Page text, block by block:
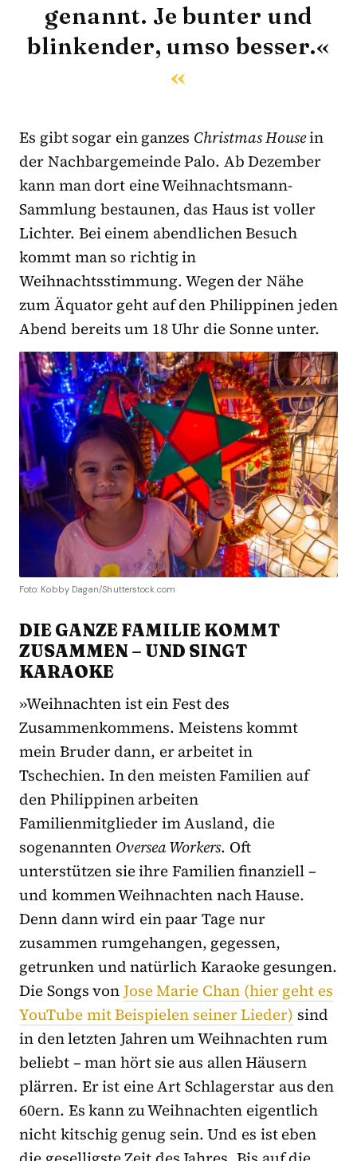
genannt. Je bunter und
blinkender, umso besser.«
Es gibt sogar ein ganzes Christmas Housein
der Nachbargemeinde Palo. Ab Dezember
kann man dort eine Weihnachtsmann-
Sammlung bestaunen, das Haus ist voller
Lichter. Bei einem abendlichen Besuch
kommt man so richtig in
Weihnachtsstimmung. Wegen der Nähe
zum Äquator geht auf den Philippinen jeden
Abend bereits um 18 Uhr die Sonne unter.
Foto: Kobby Dagan/Shutterstock.com
DIE GANZE FAMILIE KOMMT
ZUSAMMEN – UND SINGT
KARAOKE
»Weihnachten ist ein Fest des
Zusammenkommens. Meistens kommt
mein Bruder dann, er arbeitet in
Tschechien. In den meisten Familien auf
den Philippinen arbeiten
Familienmitglieder im Ausland, die
sogenannten Oversea Workers. Oft
unterstützen sie ihre Familien finanziell –
und kommen Weihnachten nach Hause.
Denn dann wird ein paar Tage nur
zusammen rumgehangen, gegessen,
getrunken und natürlich Karaoke gesungen.
Die Songs vonJose Marie Chan (hier geht es
YouTube mit Beispielen seiner Lieder) sind
in den letzten Jahren um Weihnachten rum
beliebt – man hört sie aus allen Häusern
plärren. Er ist eine Art Schlagerstar aus den
60ern. Es kann zu Weihnachten eigentlich
nicht kitschig genug sein. Und es ist eben